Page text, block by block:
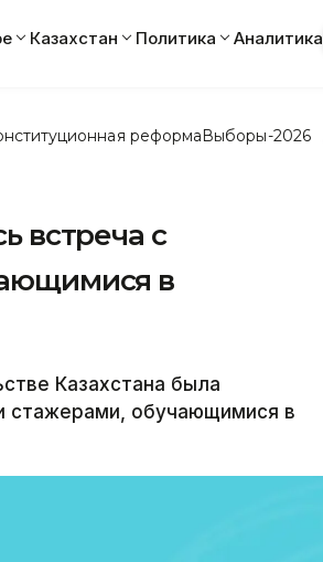
Казахстан Политика Аналитика
реформаВыборы-2026
встреча с
в
Казахстана была
стажерами, обучающимися в